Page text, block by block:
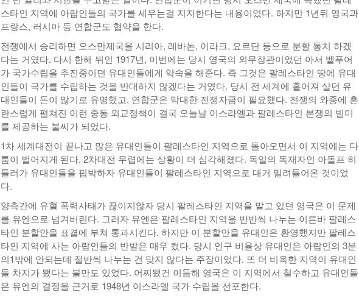
스타인 지역에 아랍인들의 국가를 세우는걸 지지한다는 내용이었다. 하지만 1년뒤 영국과
프랑스, 러시아 등 연합군도 협약을 한다.
전쟁에서 승리하면 오스만제국을 시리아, 레바논, 이라크, 요르단 등으로 분할 통치 하겠
다는 거였다. 다시 한해 뒤인 1917년, 이번에는 당시 영국의 외무장관이었던 아서 벨푸어
가 국가수립을 추진중이던 유대인들에게 약속을 해준다. 즉 그것은 팔레스타인 땅에 유대
인들이 국가를 수립하는 것을 반대하지 않겠다는 거였다. 당시 전 세계에 흩어져 살던 유
대인들이 돈이 많기로 유명했고, 연합군은 막대한 전쟁자금이 필요했다. 전쟁의 와중에 혼
란스럽게 펼쳐진 이런 중동 외교정책이 결국 오늘날 이스라엘과 팔레스타인 분쟁의 빌미
를 제공하는 불씨가 되었다.
1차 세계대전이 끝나고 많은 유대인들이 팔레스타인 지역으로 돌아오면서 이 지역에는 다
툼이 벌어지게 된다. 2차대전 무렵에는 상황이 더 심각해졌다. 독일의 독재자인 아돌프 히
틀러가 유대인들을 핍박하자 유대인들이 팔레스타인 지역으로 대거 밀려들어온 것이었
다.
양측간에 유혈 폭력사태가 끊이지않자 당시 팔레스타인 지역을 맡고 있던 영국은 이 문제
를 유엔으로 넘겨버린다. 그러자 유엔은 팔레스타인 지역을 반반씩 나누는 이른바 팔레스
타인 분할안을 표결에 부쳐 통과시킨다. 하지만 이 분할안을 유대인은 환영했지만 팔레스
타인 지역에 사는 아랍인들의 반발은 매우 컸다. 당시 인구 비율상 유대인은 아랍인의 3분
의1밖에 안되는데 절반씩 나누는 건 맞지 않다는 주장이었다. 또 더 비옥한 지역이 유대인
들 차지가 됐다는 불만도 있었다. 어찌됐건 이듬해 영국은 이 지역에서 철수하고 유대인들
은 유엔의 결정을 근거로 1948년 이스라엘 국가 수립을 선포한다.